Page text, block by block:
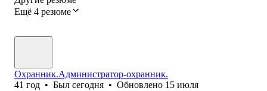
Ещё 4 резюме
Охранник.Администратор-охранник.
41 год • Был сегодня • Обновлено 15 июля